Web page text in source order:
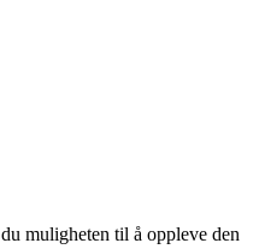
muligheten til å oppleve den